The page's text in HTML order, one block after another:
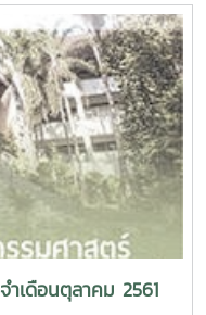
งา เนื้อในกระดาษปอนด์
ดย่อ สัมมนาวิชาการ
มหาวิทยาลัยสุภานุวงส์
หน้า ขนาด A4 ปก
คลือบเงา เนื้อใน
ล่มไสกาว
เดือนตุลาคม 2561